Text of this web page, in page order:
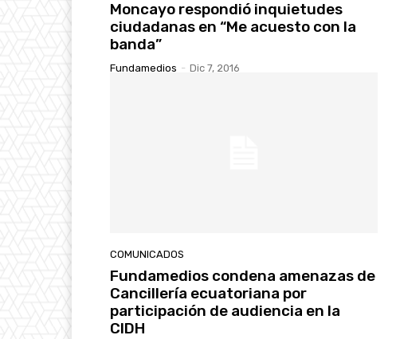
Moncayo respondió inquietudes
ciudadanas en “Me acuesto con la
banda”
Fundamedios - Dic 7, 2016
COMUNICADOS
Fundamedios condena amenazas de
Cancillería ecuatoriana por
participación de audiencia en la
CIDH